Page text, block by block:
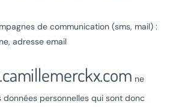
de communication (sms, mail) :
adresse email
ne
données personnelles qui sont donc